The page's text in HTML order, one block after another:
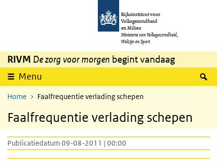
Overslaan en naar de inhoud gaan
Rijksinstituut voor
Volksgezondheid
en Milieu
Ministerie van Volksgezondheid,
Welzijn en Sport
RIVM De zorg voor morgen begint vandaag
Menu
Home Faalfrequentie verlading schepen
Faalfrequentie verlading schepen
Publicatiedatum 09-08-2011 | 00:00